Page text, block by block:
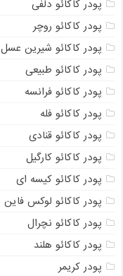
پودر کاکائو دلفی
پودر کاکائو روچر
پودر کاکائو شیرین عسل
پودر کاکائو طبیعی
پودر کاکائو فرانسه
پودر کاکائو فله
پودر کاکائو قنادی
پودر کاکائو کارگیل
پودر کاکائو کیسه ای
پودر کاکائو لوکس فاین
پودر کاکائو نچرال
پودر کاکائو هلند
پودر کریمر